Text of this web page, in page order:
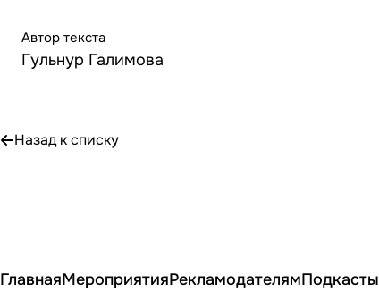
Автор текста
Гульнур Галимова
Назад к списку
ГлавнаяМероприятияРекламодателямПодкасты